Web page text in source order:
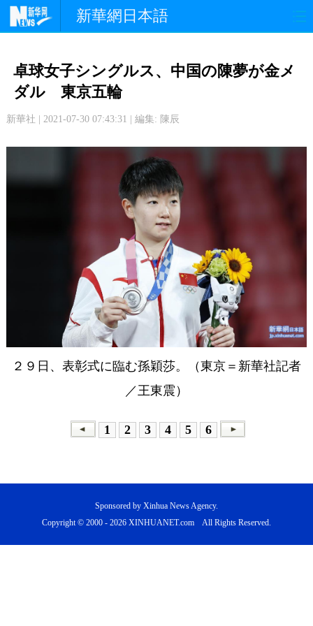
新華網日本語
文 化
中日交流 国 際
卓球女子シングルス、中国の陳夢が金メ
ダル 東京五輪
新華社 | 2021-07-30 07:43:31 | 編集: 陳辰
２９日、表彰式に臨む孫穎莎。（東京＝新華社記者
／王東震）
1 2 3 4 5 6
Sponsored by Xinhua News Agency.
Copyright © 2000 - 2026 XINHUANET.com All Rights Reserved.